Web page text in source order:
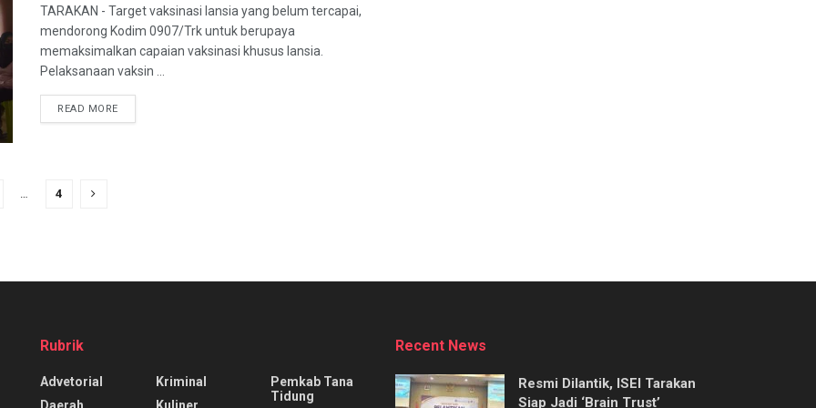
TARAKAN - Target vaksinasi lansia yang belum tercapai,
mendorong Kodim 0907/Trk untuk berupaya
memaksimalkan capaian vaksinasi khusus lansia.
Pelaksanaan vaksin ...
READ MOREDETAILS
… 4
Rubrik
Advetorial
Kriminal
Pemkab Tana
Tidung
Recent News
Resmi Dilantik, ISEI Tarakan
Siap Jadi ‘Brain Trust’